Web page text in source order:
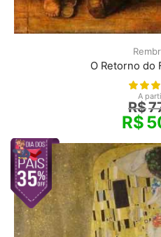
O Retorno do
A
R$
R$